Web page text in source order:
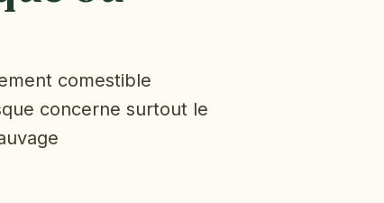
comestible
concerne surtout le